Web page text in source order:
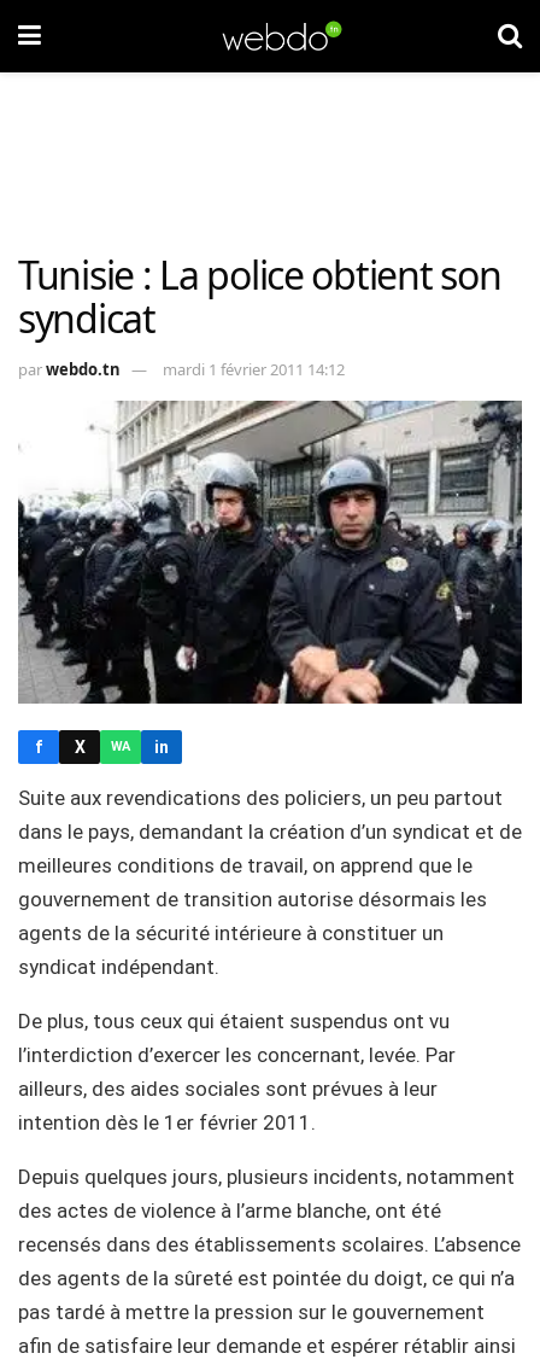
Tunisie : La police obtient son
syndicat
parwebdo.tn mardi 1 février 2011 14:12
f X WA in
Suite aux revendications des policiers, un peu partout
dans le pays, demandant la création d’un syndicat et de
meilleures conditions de travail, on apprend que le
gouvernement de transition autorise désormais les
agents de la sécurité intérieure à constituer un
syndicat indépendant.
De plus, tous ceux qui étaient suspendus ont vu
l’interdiction d’exercer les concernant, levée. Par
ailleurs, des aides sociales sont prévues à leur
intention dès le 1er février 2011.
Depuis quelques jours, plusieurs incidents, notamment
des actes de violence à l’arme blanche, ont été
recensés dans des établissements scolaires. L’absence
des agents de la sûreté est pointée du doigt, ce qui n’a
pas tardé à mettre la pression sur le gouvernement
afin de satisfaire leur demande et espérer rétablir ainsi